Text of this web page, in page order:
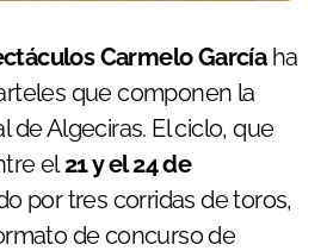
Carmelo Garcíaha
que componen la
de Algeciras. El ciclo, que
el21 y el 24 de
por tres corridas de toros,
de concurso de